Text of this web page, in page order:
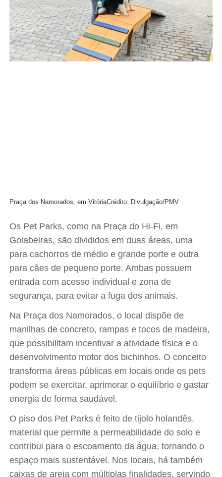
Praça dos Namorados, em VitóriaCrédito: Divulgação/PMV
Os Pet Parks, como na Praça do Hi-Fi, em
Goiabeiras, são divididos em duas áreas, uma
para cachorros de médio e grande porte e outra
para cães de pequeno porte. Ambas possuem
entrada com acesso individual e zona de
segurança, para evitar a fuga dos animais.
Na Praça dos Namorados, o local dispõe de
manilhas de concreto, rampas e tocos de madeira,
que possibilitam incentivar a atividade física e o
desenvolvimento motor dos bichinhos. O conceito
transforma áreas públicas em locais onde os pets
podem se exercitar, aprimorar o equilíbrio e gastar
energia de forma saudável.
O piso dos Pet Parks é feito de tijolo holandês,
material que permite a permeabilidade do solo e
contribui para o escoamento da água, tornando o
espaço mais sustentável. Nos locais, há também
caixas de areia com múltiplas finalidades, servindo